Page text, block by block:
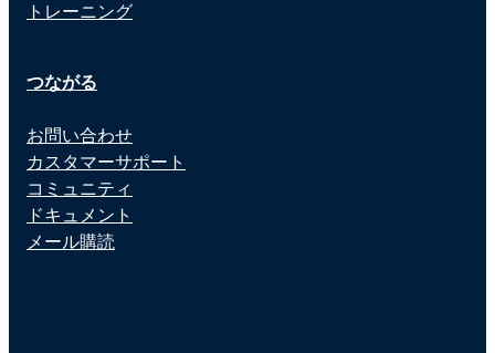
トレーニング
つながる
お問い合わせ
カスタマーサポート
コミュニティ
ドキュメント
メール購読